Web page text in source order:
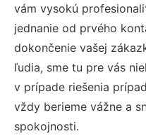
vám vysokú
jednanie od prvého
dokončenie vašej
ľudia, sme tu pre vás
v prípade riešenia
vždy berieme vážne a
spokojnosti.